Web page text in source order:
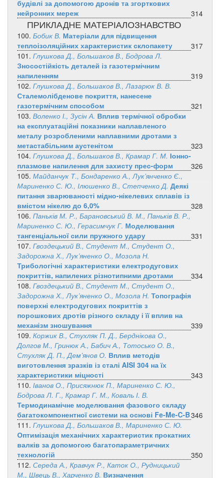
будівлі за допомогою дронів та згорткових
нейронних мереж
314
ПРИКЛАДНЕ МАТЕРІАЛОЗНАВСТВО
100. Бобик В. Матеріали для підвищення
теплоізоляційних характеристик склопакету
317
101. Глушкова Д., Большаков В., Бодрова Л.
Зносостійкість деталей із газотермічним
напиленням
319
102. Глушкова Д., Большаков В., Лазарюк В. В.
Сталемолібденове покриття, нанесене
газотермічним способом
321
103. Воленко І., Зусін А. Вплив термічної обробки
на експлуатаційні показники наплавленого
металу розробленими наплавними дротами з
метастабільним аустенітом
323
104. Глушкова Д., Большаков В., Крамар Г. М. Іонно-
плазмове напилення для захисту прес-форм
326
105. Майданчук Т., Бондаренко А., Лук’янченко Є.,
Мариненко С. Ю., Ілюшенко В., Степченко Д. Деякі
питання зварюваності мідно-нікелевих сплавів із
вмістом нікелю до 6,0%
328
106. Паньків М. Р., Барановський В. М., Паньків В. Р.,
Мариненко С. Ю., Герасимчук Г. Моделювання
тангенціальної сили пружного удару
331
107. Гвоздецький В., Студент М., Студент О.,
Задорожна Х., Лук’яненко О., Мозола Н.
Трибологічні характеристики електродугових
покриттів, напилених різнотипними дротами
334
108. Гвоздецький В., Студент М., Студент О.,
Задорожна Х., Лук’яненко О., Мозола Н. Топографія
поверхні електродугових покриттів з
порошкових дротів різного складу і її вплив на
механізм зношування
339
109. Коржик В., Стухляк П. Д., Берднікова О.,
Долгов М., Гринюк А., Бабич А., Тотосько О. В.,
Стухляк Д. П., Дем’янов О. Вплив методів
виготовлення зразків із сталі AISI 304 на їх
характеристики міцності
343
110. Іванов О., Присяжнюк П., Мариненко С. Ю.,
Бодрова Л. Г., Крамар Г. М., Коваль І. В.
Термодинамічне моделювання фазового складу
багатокомпонентної системи на основі Fe-Me-C-B346
111. Глушкова Д., Большаков В., Мариненко С. Ю.
Оптимізація механічних характеристик прокатних
валків за допомогою багатопараметричних
технологій
350
112. Середа А., Кравчук Р., Каток О., Рудницький
М., Швець В., Харченко В. Визначення